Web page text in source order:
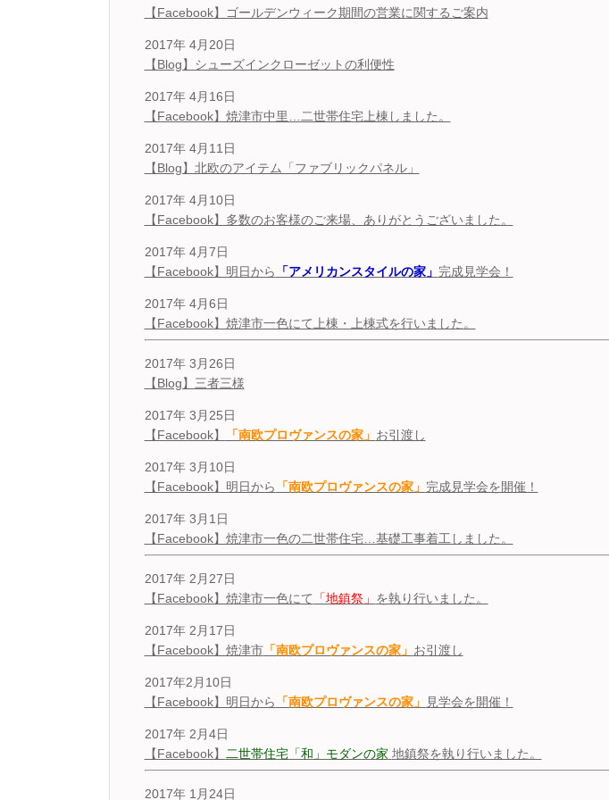
【Facebook】ゴールデンウィーク期間の営業に関するご案内
2017年 4月20日
【Blog】シューズインクローゼットの利便性
2017年 4月16日
【Facebook】焼津市中里…二世帯住宅上棟しました。
2017年 4月11日
【Blog】北欧のアイテム「ファブリックパネル」
2017年 4月10日
【Facebook】多数のお客様のご来場、ありがとうございました。
2017年 4月7日
【Facebook】明日から 「アメリカンスタイルの家」 完成見学会！
2017年 4月6日
【Facebook】焼津市一色にて上棟・上棟式を行いました。
2017年 3月26日
【Blog】三者三様
2017年 3月25日
【Facebook】
「南欧プロヴァンスの家」 お引渡し
2017年 3月10日
【Facebook】明日から 「南欧プロヴァンスの家」 完成見学会を開催！
2017年 3月1日
【Facebook】焼津市一色の二世帯住宅…基礎工事着工しました。
2017年 2月27日
【Facebook】焼津市一色にて 「地鎮祭」 を執り行いました。
2017年 2月17日
【Facebook】焼津市「南欧プロヴァンスの家」 お引渡し
2017年2月10日
【Facebook】明日から 「南欧プロヴァンスの家」 見学会を開催！
2017年 2月4日
【Facebook】
二世帯住宅「和」モダンの家 地鎮祭を執り行いました。
2017年 1月24日